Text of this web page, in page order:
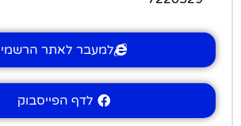
למעבר לאתר הרשמי
לדף הפייסבוק